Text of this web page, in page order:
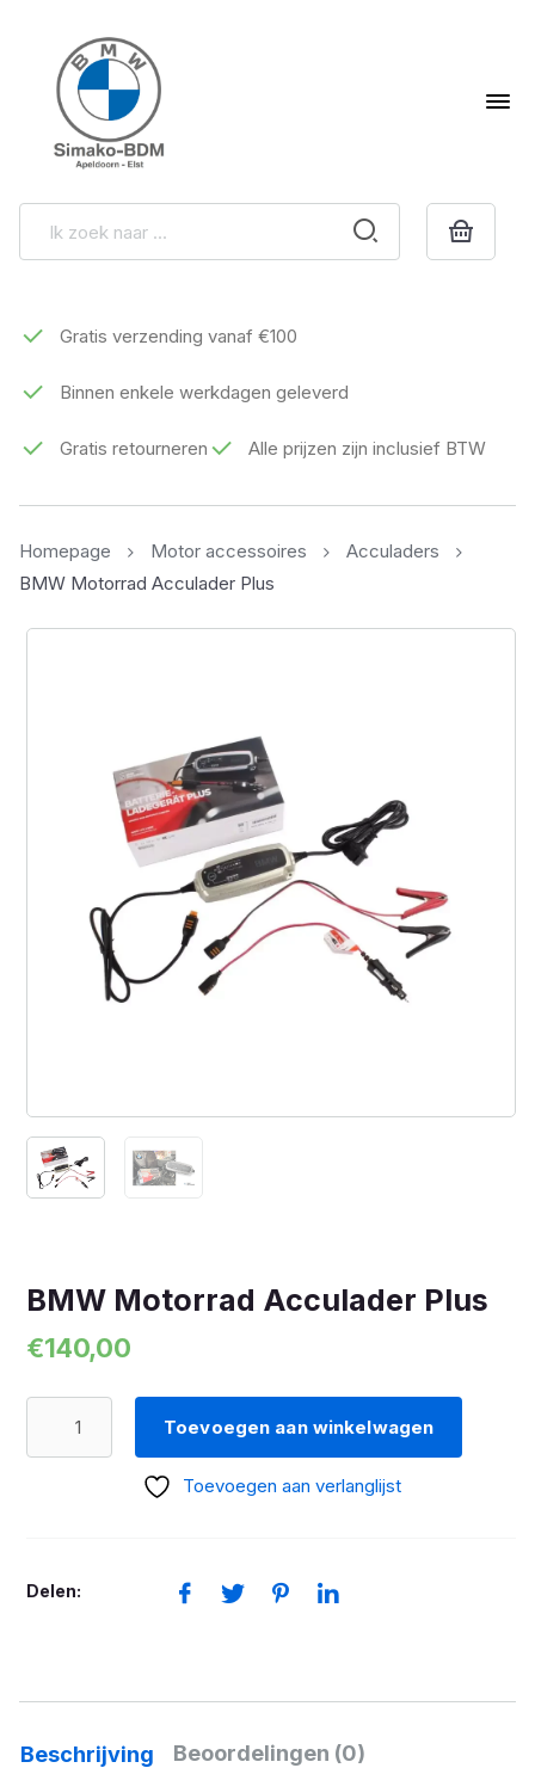
Gratis verzending vanaf €100
Binnen enkele werkdagen geleverd
Gratis retourneren Alle prijzen zijn inclusief BTW
Homepage Motor accessoires
Acculaders
BMW Motorrad Acculader Plus
BMW Motorrad Acculader Plus
€140,00
Toevoegen aan winkelwagen
Toevoegen aan verlanglijst
Delen:
Beschrijving Beoordelingen (0)